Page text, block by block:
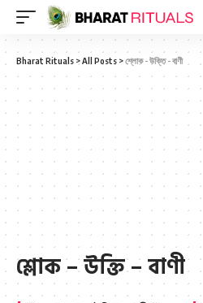
Bharat Rituals >All Posts >শ্লোক - উক্তি - বাণী
শ্লোক – উক্তি – বাণী